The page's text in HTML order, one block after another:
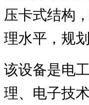
压卡式结构
理水平，规
该设备是电
理、电子技